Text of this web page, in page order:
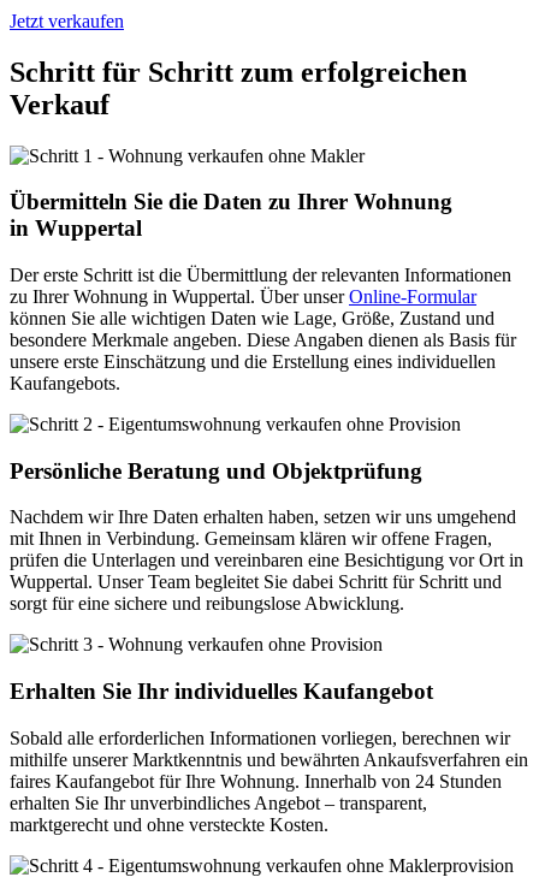
Jetzt verkaufen
Schritt für Schritt zum erfolgreichen
Verkauf
Übermitteln Sie die Daten zu Ihrer Wohnung
in Wuppertal
Der erste Schritt ist die Übermittlung der relevanten Informationen
zu Ihrer Wohnung in Wuppertal. Über unserOnline-Formular
können Sie alle wichtigen Daten wie Lage, Größe, Zustand und
besondere Merkmale angeben. Diese Angaben dienen als Basis für
unsere erste Einschätzung und die Erstellung eines individuellen
Kaufangebots.
Persönliche Beratung und Objektprüfung
Nachdem wir Ihre Daten erhalten haben, setzen wir uns umgehend
mit Ihnen in Verbindung. Gemeinsam klären wir offene Fragen,
prüfen die Unterlagen und vereinbaren eine Besichtigung vor Ort in
Wuppertal. Unser Team begleitet Sie dabei Schritt für Schritt und
sorgt für eine sichere und reibungslose Abwicklung.
Erhalten Sie Ihr individuelles Kaufangebot
Sobald alle erforderlichen Informationen vorliegen, berechnen wir
mithilfe unserer Marktkenntnis und bewährten Ankaufsverfahren ein
faires Kaufangebot für Ihre Wohnung. Innerhalb von 24 Stunden
erhalten Sie Ihr unverbindliches Angebot – transparent,
marktgerecht und ohne versteckte Kosten.